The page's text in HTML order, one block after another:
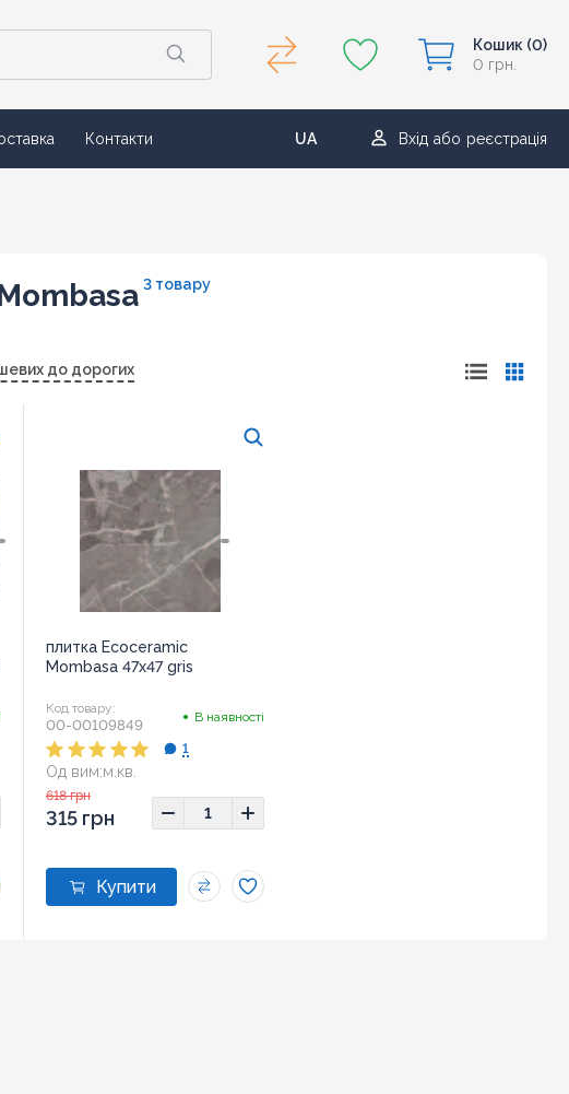
Кошик (0)
0 грн.
Контакти
UA
RU
Вхід або реєстрація
3 товару
до дорогих
плитка Ecoceramic
Mombasa 47x47 gris
Код товару:
00-00109849 В наявності
Од вим:м.кв.
Розмір:
1
618 грн
315 грн